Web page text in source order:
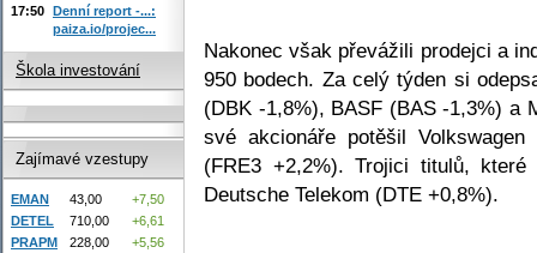
Nakonec však převážili prodejci a
950 bodech. Za celý týden si
(DBK -1,8%), BASF (BAS -1,3%) a
své akcionáře potěšil
(FRE3 +2,2%). Trojici titulů,
Deutsche Telekom (DTE +0,8%).
17:50 Denní report -...:
paiza.io/projec...
Škola investování
Zajímavé vzestupy
EMAN 43,00
+7,50
DETEL
710,00
+6,61
PRAPM
228,00
+5,56